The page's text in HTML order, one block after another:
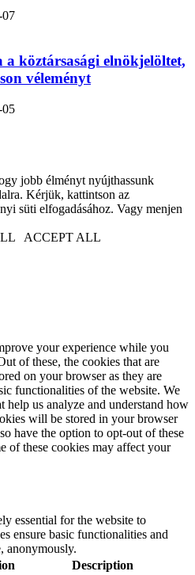
07
köztársasági elnökjelöltet,
véleményt
05
jobb élményt nyújthassunk
Kérjük, kattintson az
süti elfogadásához. Vagy menjen
ACCEPT ALL
your experience while you
of these, the cookies that are
on your browser as they are
functionalities of the website. We
help us analyze and understand how
will be stored in your browser
have the option to opt-out of these
of these cookies may affect your
essential for the website to
ensure basic functionalities and
anonymously.
Description